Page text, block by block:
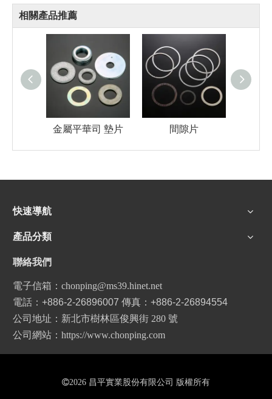
相關產品推薦
金屬平華司 墊片 間隙片
快速導航
產品分類
聯絡我們
電子信箱： chonping@ms39.hinet.net
電話： +886-2-26896007 傳真： +886-2-26894554
公司地址：新北市樹林區俊興街 280 號
公司網站 ： https://www.chonping.com
2026 昌平實業股份有限公司 版權所有